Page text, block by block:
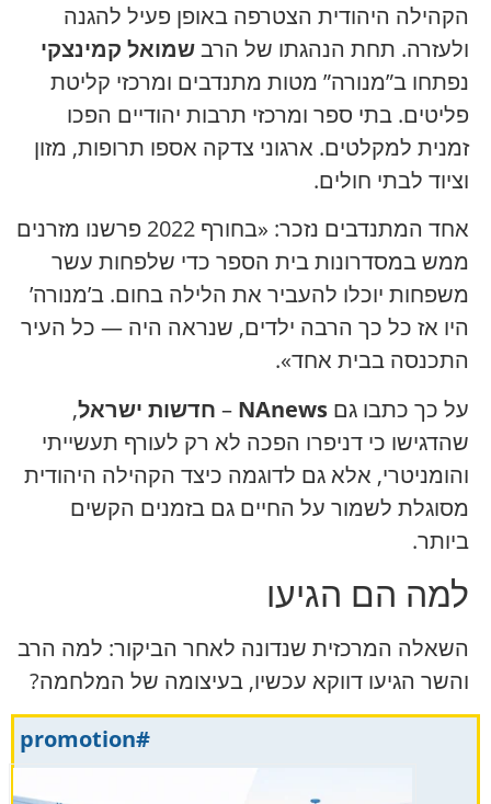
הקהילה היהודית הצטרפה באופן פעיל להגנה
ולעזרה. תחת הנהגתו של הרבשמואל קמינצקי
נפתחו ב”מנורה” מטות מתנדבים ומרכזי קליטת
פליטים. בתי ספר ומרכזי תרבות יהודיים הפכו
זמנית למקלטים. ארגוני צדקה אספו תרופות, מזון
וציוד לבתי חולים.
אחד המתנדבים נזכר:
«בחורף 2022 פרשנו מזרנים
ממש במסדרונות בית הספר כדי שלפחות עשר
משפחות יוכלו להעביר את הלילה בחום. ב’מנורה’
היו אז כל כך הרבה ילדים, שנראה היה — כל העיר
התכנסה בבית אחד».
על כך כתבו גם NAnews
– חדשות ישראל,
שהדגישו כי דניפרו הפכה לא רק לעורף תעשייתי
והומניטרי, אלא גם לדוגמה כיצד הקהילה היהודית
מסוגלת לשמור על החיים גם בזמנים הקשים
ביותר.
למה הם הגיעו
השאלה המרכזית שנדונה לאחר הביקור: למה הרב
והשר הגיעו דווקא עכשיו, בעיצומה של המלחמה?
#promotion